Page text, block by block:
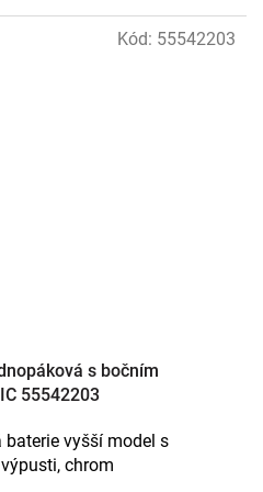
s bočním
55542203
vyšší model s
chrom
Kód: 55542203